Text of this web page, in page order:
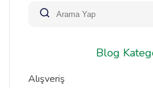
Blog
Alışveriş